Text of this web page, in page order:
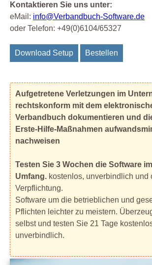
Kontaktieren Sie uns unter:
eMail: info@Verbandbuch-Software.de
oder Telefon: +49(0)6104/65327
Download Setup Bestellen
Aufgetretene Verletzungen im
rechtskonform mit dem
Verbandbuch dokumentieren und
Erste-Hilfe-Maßnahmen
nachweisen
Testen Sie 3 Wochen die Software
Umfang. kostenlos, unverbindlich und
Verpflichtung.
Software um die betrieblichen und
Pflichten leichter zu meistern.
selbst und testen Sie 21 Tage
unverbindlich.